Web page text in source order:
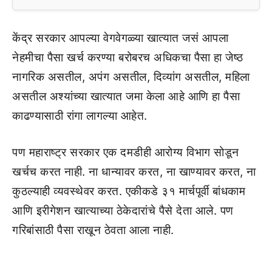
केंद्र सरकार आपल्या वेगवेगळ्या खात्यात जसं आपला
नेहमीचा पैसा खर्च करण्या बरोबरच अधिकचा पैसा हा जेष्ठ
नागरिक असतील, अपंग असतील, दिव्यांग असतील, महिला
असतील अश्यांच्या खात्यात जमा केला आहे आणि हा पैसा
काढण्यासाठी रांगा लागल्या आहेत.
पण महाराष्ट्र सरकार एक दमडीही आरोग्य विभाग सोडून
खर्चच करत नाही. ना धान्यावर करत, ना खाण्यावर करत, ना
कुठल्याही व्यवस्थेवर करत. एकीकडे ३१ मार्चपूर्वी बांधकाम
आणि इरीगेशन खात्याच्या ठेकेदारांचे पैसे देता आले. पण
गरिबांसाठी पैसा राखून ठेवता आला नाही.